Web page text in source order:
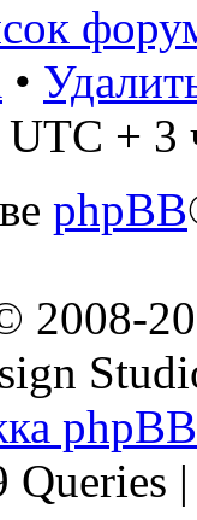
•
+ 3
phpBB
2008-
phpBB
Queries